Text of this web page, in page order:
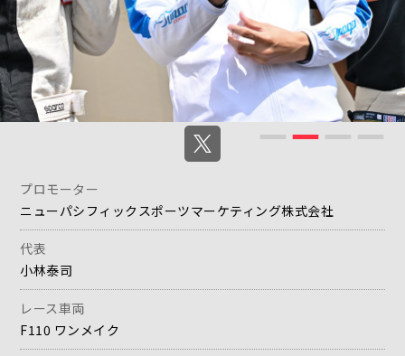
https://www.f110cup.com/
プロモーター
ニューパシフィックスポーツマーケティング株式会社
代表
小林泰司
レース車両
F110 ワンメイク